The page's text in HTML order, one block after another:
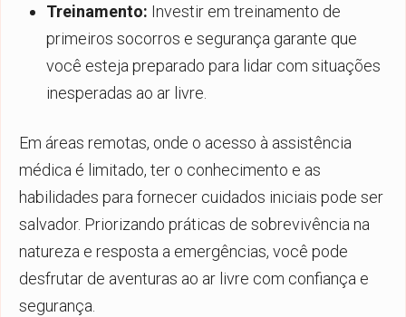
Treinamento: Investir em treinamento de
primeiros socorros e segurança garante que
você esteja preparado para lidar com situações
inesperadas ao ar livre.
Em áreas remotas, onde o acesso à assistência
médica é limitado, ter o conhecimento e as
habilidades para fornecer cuidados iniciais pode ser
salvador. Priorizando práticas de sobrevivência na
natureza e resposta a emergências, você pode
desfrutar de aventuras ao ar livre com confiança e
segurança.